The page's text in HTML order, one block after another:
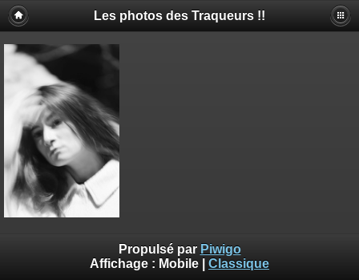
Les photos des Traqueurs !!
Propulsé par Piwigo
Affichage : Mobile Classique